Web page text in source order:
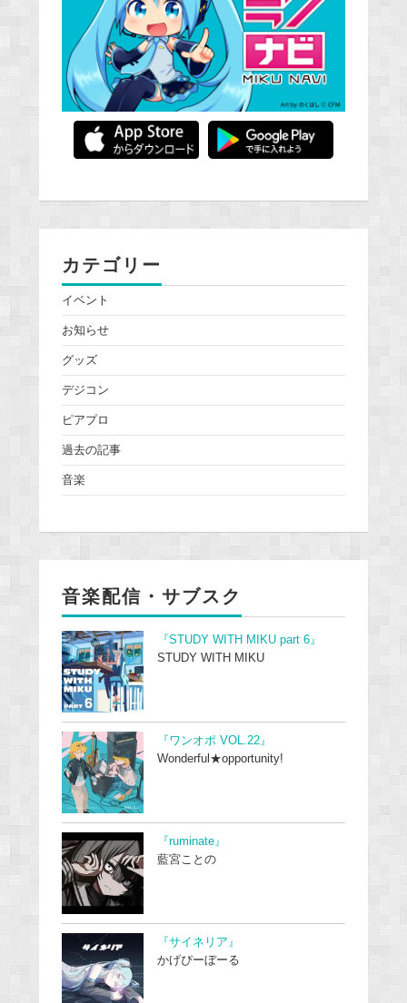
カテゴリー
イベント
お知らせ
グッズ
デジコン
ピアプロ
過去の記事
音楽
音楽配信・サブスク
『STUDY WITH MIKU part 6』
STUDY WITH MIKU
『ワンオポ VOL.22』
Wonderful★opportunity!
『ruminate』
藍宮ことの
『サイネリア』
かげぴーぼーる